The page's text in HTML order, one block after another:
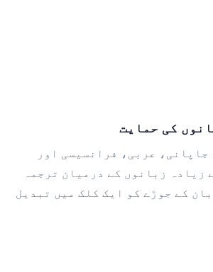
جاپانی، عربی، فرانسیسی اور
سمیت 100 سے زیادہ زبانوں کے درمیان ترجمہ
کے جوڑے کو ایک کلک میں تبدیل